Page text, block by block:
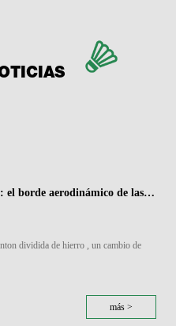
Desatar la potencia y la precisión: el borde aerodinámico de las raquetas de bádminton divididas de hierro
dividida de hierro , un cambio de
más >